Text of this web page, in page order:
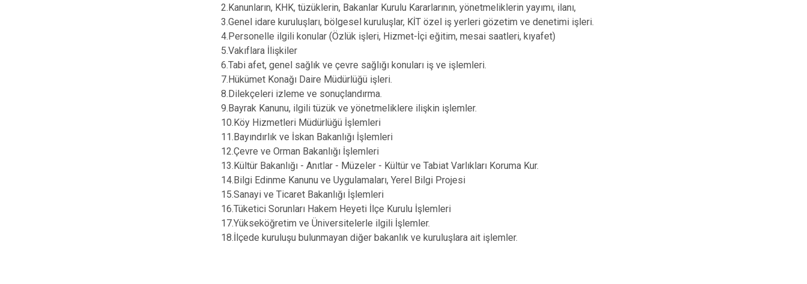
Karamürsel
Körfez
2.Kanunların, KHK, tüzüklerin, Bakanlar Kurulu Kararlarının, yönetmeliklerin yayımı, ilanı,
3.Genel idare kuruluşları, bölgesel kuruluşlar, KİT özel iş yerleri gözetim ve denetimi işleri.
4.Personelle ilgili konular (Özlük işleri, Hizmet-İçi eğitim, mesai saatleri, kıyafet)
5.Vakıflara İlişkiler
6.Tabi afet, genel sağlık ve çevre sağlığı konuları iş ve işlemleri.
7.Hükümet Konağı Daire Müdürlüğü işleri.
8.Dilekçeleri izleme ve sonuçlandırma.
9.Bayrak Kanunu, ilgili tüzük ve yönetmeliklere ilişkin işlemler.
10.Köy Hizmetleri Müdürlüğü İşlemleri
11.Bayındırlık ve İskan Bakanlığı İşlemleri
12.Çevre ve Orman Bakanlığı İşlemleri
13.Kültür Bakanlığı - Anıtlar - Müzeler - Kültür ve Tabiat Varlıkları Koruma Kur.
14.Bilgi Edinme Kanunu ve Uygulamaları, Yerel Bilgi Projesi
15.Sanayi ve Ticaret Bakanlığı İşlemleri
16.Tüketici Sorunları Hakem Heyeti İlçe Kurulu İşlemleri
17.Yükseköğretim ve Üniversitelerle ilgili İşlemler.
18.İlçede kuruluşu bulunmayan diğer bakanlık ve kuruluşlara ait işlemler.